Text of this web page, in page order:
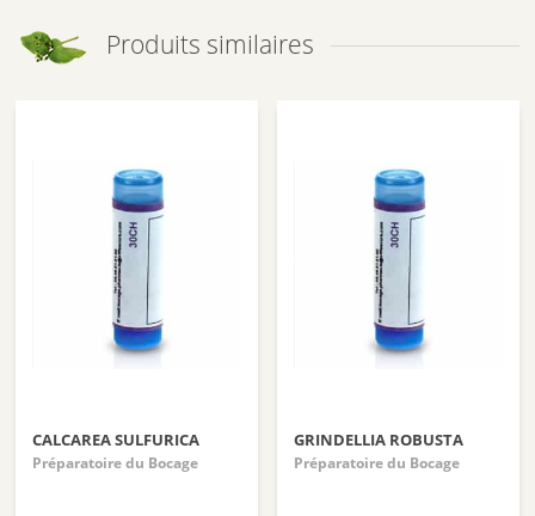
Produits similaires
CALCAREA SULFURICA
Préparatoire du Bocage
GRINDELLIA ROBUSTA
Préparatoire du Bocage